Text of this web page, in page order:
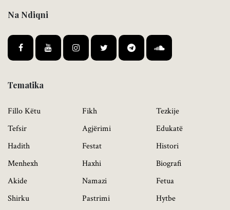
Na Ndiqni
Tematika
Fillo Këtu
Tefsir
Hadith
Menhexh
Akide
Shirku
Fikh
Agjërimi
Festat
Haxhi
Namazi
Pastrimi
Tezkije
Edukatë
Histori
Biografi
Fetua
Hytbe